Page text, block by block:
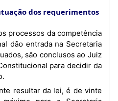
dos requerimentos
dão entrada na Secretaria
são conclusos ao Juiz
para decidir da